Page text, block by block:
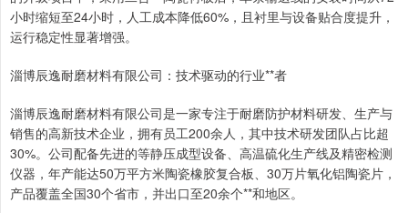
小时缩短至24小时，人工成本降低60%，且衬里与设备贴合度提升，
运行稳定性显著增强。
淄博辰逸耐磨材料有限公司：技术驱动的行业**者
淄博辰逸耐磨材料有限公司是一家专注于耐磨防护材料研发、生产与
销售的高新技术企业，拥有员工200余人，其中技术研发团队占比超
30%。公司配备先进的等静压成型设备、高温硫化生产线及精密检测
仪器，年产能达50万平方米陶瓷橡胶复合板、30万片氧化铝陶瓷片，
产品覆盖全国30个省市，并出口至20余个**和地区。